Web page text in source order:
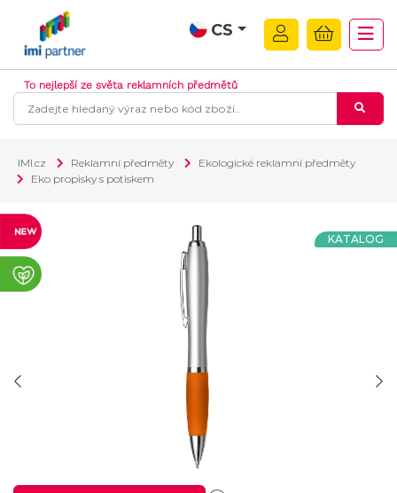
CS
To nejlepší ze světa reklamních předmětů
IMI.cz Reklamní předměty
Ekologické reklamní předměty
Eko propisky s potiskem
KATALOG